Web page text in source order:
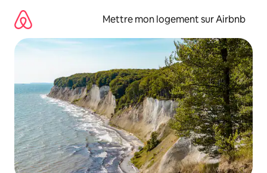
directement
contenu
Mettre mon logement sur Airbnb